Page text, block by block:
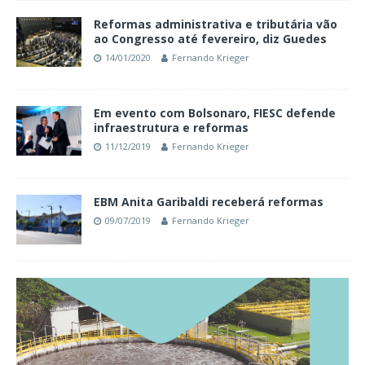
Reformas administrativa e tributária vão
ao Congresso até fevereiro, diz Guedes
14/01/2020 Fernando Krieger
Em evento com Bolsonaro, FIESC defende
infraestrutura e reformas
11/12/2019 Fernando Krieger
EBM Anita Garibaldi receberá reformas
09/07/2019 Fernando Krieger